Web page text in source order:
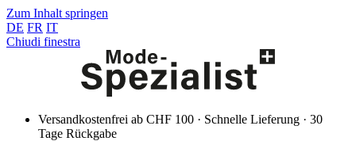
Zum Inhalt springen
DE FR IT
Chiudi finestra
Versandkostenfrei ab CHF 100 · Schnelle Lieferung · 30
Tage Rückgabe